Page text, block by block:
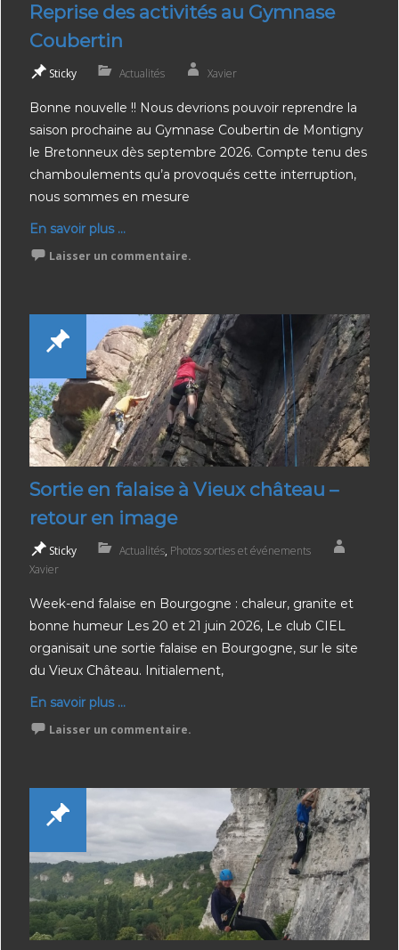
Reprise des activités au Gymnase
Coubertin
Sticky Actualités Xavier
Bonne nouvelle !! Nous devrions pouvoir reprendre la
saison prochaine au Gymnase Coubertin de Montigny
le Bretonneux dès septembre 2026. Compte tenu des
chamboulements qu’a provoqués cette interruption,
nous sommes en mesure
En savoir plus ...
Laisser un commentaire.
Sortie en falaise à Vieux château –
retour en image
Sticky Actualités, Photos sorties et événements
Xavier
Week-end falaise en Bourgogne : chaleur, granite et
bonne humeur Les 20 et 21 juin 2026, Le club CIEL
organisait une sortie falaise en Bourgogne, sur le site
du Vieux Château. Initialement,
En savoir plus ...
Laisser un commentaire.